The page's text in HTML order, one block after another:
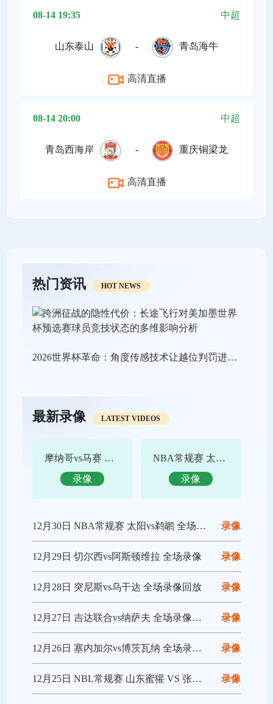
08-14 19:35 中超
山东泰山 - 青岛海牛
高清直播
08-14 20:00 中超
青岛西海岸 - 重庆铜梁龙
高清直播
热门资讯 HOT NEWS
2026世界杯革命：角度传感技术让越位判罚进入“毫米级时代”
最新录像 LATEST VIDEOS
摩纳哥vs马赛 全场录像回放
录像
NBA常规赛 太阳vs鹈鹕 全场集锦
录像
录像
12月30日 NBA常规赛 太阳vs鹈鹕 全场录像回放
录像
12月29日 切尔西vs阿斯顿维拉 全场录像
录像
12月28日 突尼斯vs乌干达 全场录像回放
录像
12月27日 吉达联合vs纳萨夫 全场录像回放
录像
12月26日 塞内加尔vs博茨瓦纳 全场录像回放
录像
12月25日 NBL常规赛 山东蜜獾 VS 张家口体文旅 全场录像